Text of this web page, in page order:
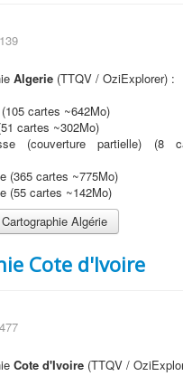
Algerie (TTQV / OziExplorer) :
cartes ~642Mo)
cartes ~302Mo)
(couverture partielle) (8
(365 cartes ~775Mo)
(55 cartes ~142Mo)
Algérie
Cote d'Ivoire
Cote d'Ivoire (TTQV /